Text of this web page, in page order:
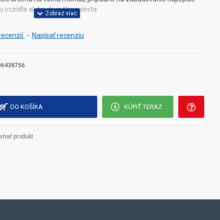
vozidla alebo do iného miesta.
(voliteľné) po prestrihnutí bielej slučky zmizne.
- Napísať recenziu
DO KOŠÍKA KÚPIŤ TERAZ
produkt